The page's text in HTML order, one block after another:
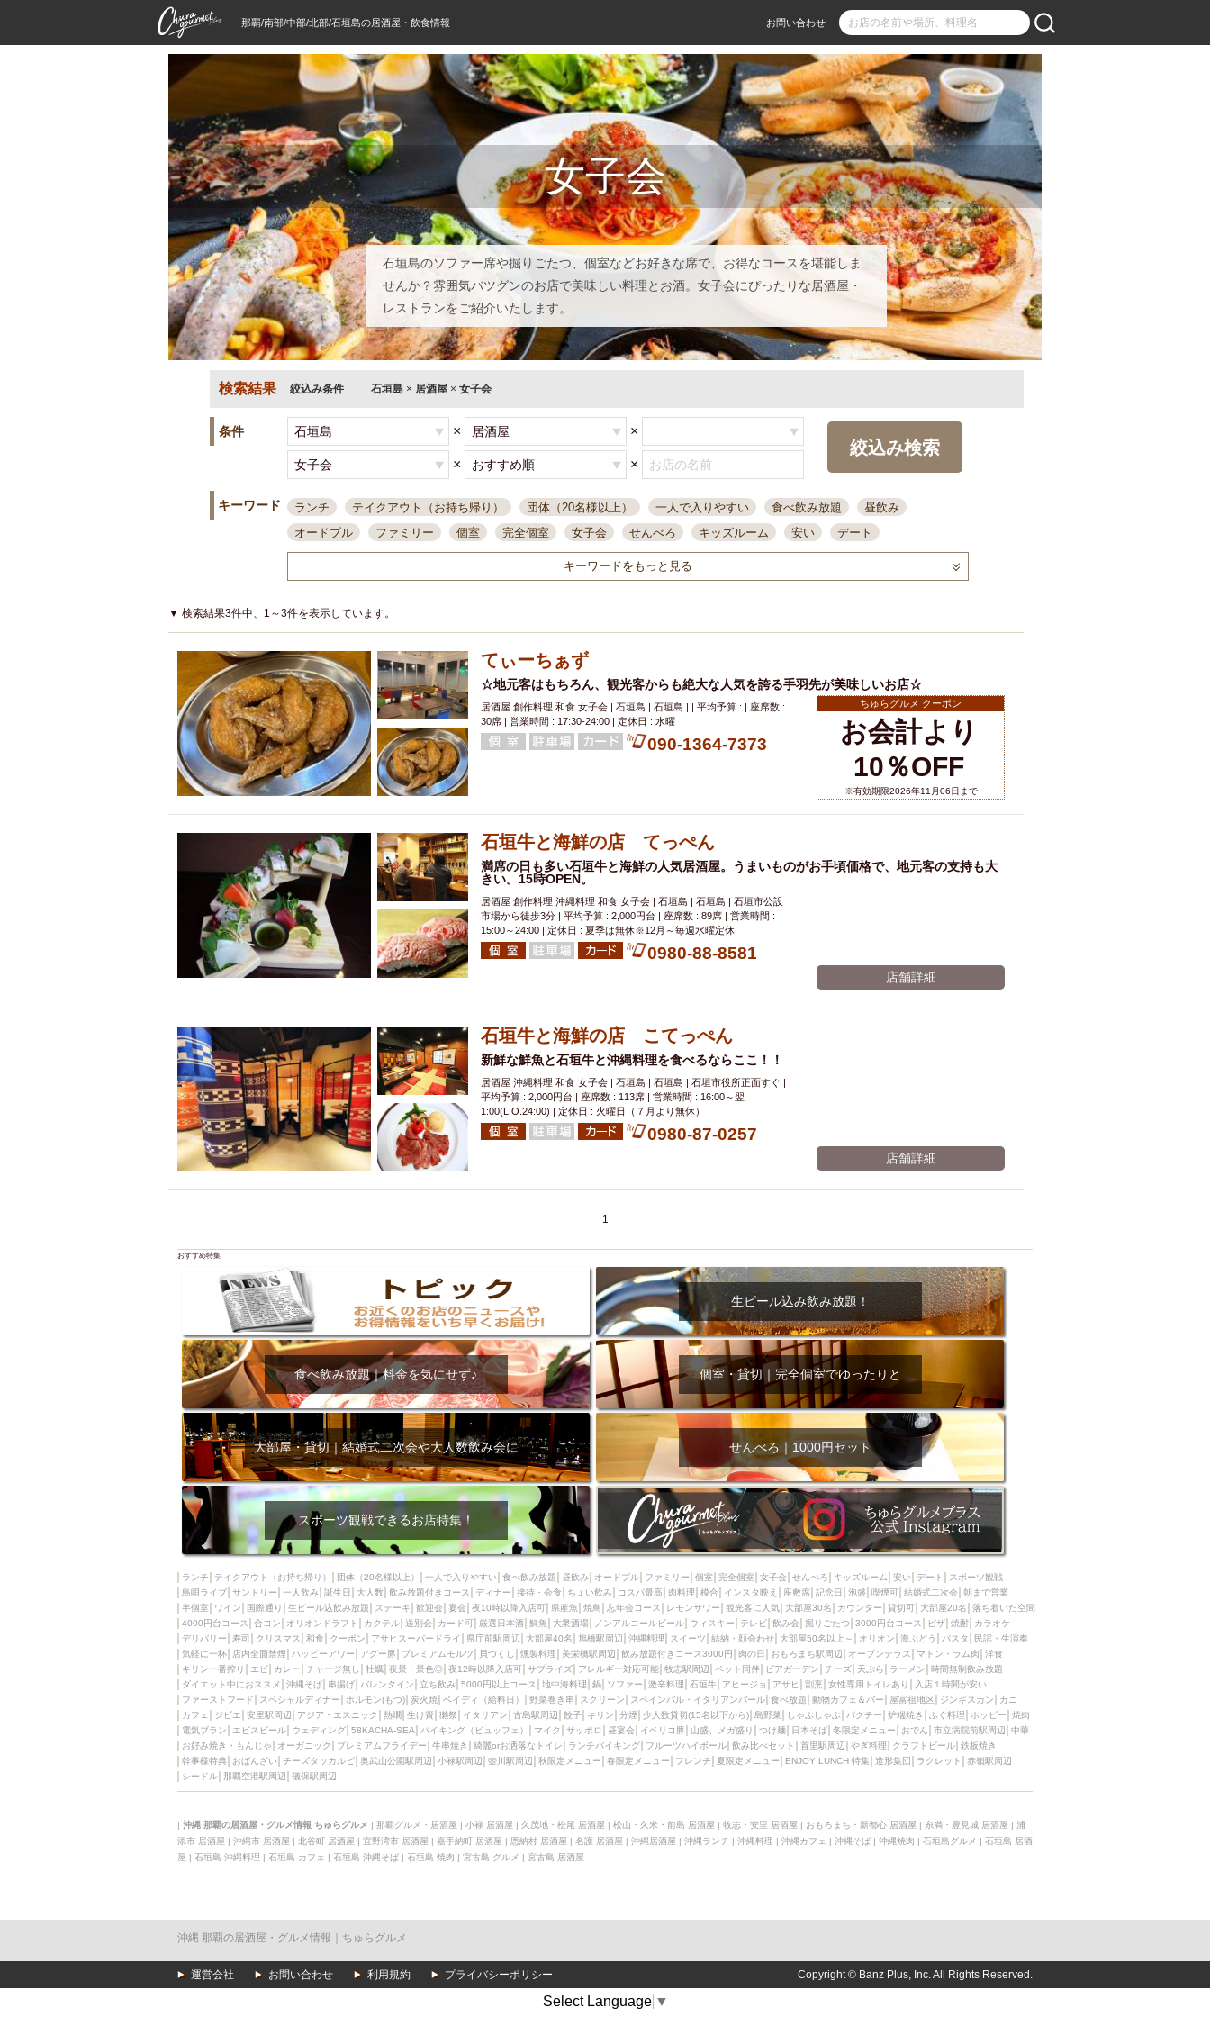
那覇/南部/中部/北部/石垣島の居酒屋・飲食情報 お問い合わせ
女子会
石垣島のソファー席や掘りごたつ、個室などお好きな席で、お得なコースを堪能しま
せんか？雰囲気バツグンのお店で美味しい料理とお酒。女子会にぴったりな居酒屋・
レストランをご紹介いたします。
検索結果 絞込み条件 石垣島 × 居酒屋 × 女子会
条件 × ×
× ×
絞込み検索
キーワード ランチ テイクアウト（お持ち帰り） 団体（20名様以上） 一人で入りやすい 食べ飲み放題
昼飲み
オードブル
ファミリー 個室 完全個室 女子会 せんべろ キッズルーム 安い
デート
一人飲み 誕生日 大人数
接待・会食
ちょい飲み コスパ最高 肉料理 模合 インスタ映え 座敷席 記念日 泡盛
喫煙可
結婚式二次会
夜10時以降入店可
県産魚 焼鳥 忘年会コース レモンサワー 観光客に人気 大部屋30名
カウンター
貸切可
大部屋20名 落ち着いた空間 4000円台コース
カード可
厳選日本酒 鮮魚 大衆酒場 ノンアルコールビール ウィスキー テレビ 飲み会
掘りごたつ
3000円台コース
ピザ 焼酎 カラオケ デリバリー 寿司 クリスマス 和食
クーポン
アサヒスーパードライ
県庁前駅周辺 大部屋40名 旭橋駅周辺
結納・顔会わせ
大部屋50名以上～
オリオン
店内全面禁煙
ハッピーアワー
アグー豚
キリン一番搾り
エビ カレー チャージ無し 牡蠣 夜景・景色◎
アレルギー対応可能
牧志駅周辺 ペット同伴 ビアガーデン チーズ 天ぷら ラーメン
時間無制飲み放題
ダイエット中におススメ
沖縄そば 串揚げ バレンタイン
ソファー
激辛料理 石垣牛 アヒージョ アサヒ 割烹 女性専用トイレあり
ファーストフード
スペシャルディナー ホルモン(もつ) 炭火焼 ペイディ（給料日）
スクリーン
スペインバル・イタリアンバール 食べ放題 動物カフェ＆バー
イタリアン
古島駅周辺
餃子
キリン 分煙 少人数貸切(15名以下から) 島野菜 しゃぶしゃぶ パクチー 炉端焼き
ふぐ料理
ホッピー
焼肉 電気ブラン エビスビール ウェディング 58KACHA-SEA
マイク
サッポロ 昼宴会 イベリコ豚 山盛、メガ盛り つけ麺 日本そば
市立病院前駅周辺
中華 お好み焼き・もんじゃ オーガニック プレミアムフライデー
綺麗orお洒落なトイレ
ランチバイキング フルーツハイボール 飲み比べセット
クラフトビール
鉄板焼き 幹事様特典 おばんざい チーズタッカルビ 奥武山公園駅周辺
壺川駅周辺
秋限定メニュー
造形集団
ラクレット
赤嶺駅周辺 シードル 那覇空港駅周辺 儀保駅周辺
キーワードをもっと見る
▼ 検索結果3件中、1～3件を表示しています。
てぃーちぁず
☆地元客はもちろん、観光客からも絶大な人気を誇る手羽先が美味しいお店☆
居酒屋 創作料理 和食 女子会 | 石垣島 | 石垣島 | | 平均予算 : | 座席数 :
30席 | 営業時間 : 17:30-24:00 | 定休日 : 水曜
090-1364-7373
ちゅらグルメ クーポン
お会計より
10％OFF
※有効期限2026年11月06日まで
石垣牛と海鮮の店 てっぺん
満席の日も多い石垣牛と海鮮の人気居酒屋。うまいものがお手頃価格で、地元客の支持も大
きい。15時OPEN。
居酒屋 創作料理 沖縄料理 和食 女子会 | 石垣島 | 石垣島 | 石垣市公設
市場から徒歩3分 | 平均予算 : 2,000円台 | 座席数 : 89席 | 営業時間 :
15:00～24:00 | 定休日 : 夏季は無休※12月～毎週水曜定休
0980-88-8581
店舗詳細
石垣牛と海鮮の店 こてっぺん
新鮮な鮮魚と石垣牛と沖縄料理を食べるならここ！！
居酒屋 沖縄料理 和食 女子会 | 石垣島 | 石垣島 | 石垣市役所正面すぐ |
平均予算 : 2,000円台 | 座席数 : 113席 | 営業時間 : 16:00～翌
1:00(L.O.24:00) | 定休日 : 火曜日（７月より無休）
0980-87-0257
店舗詳細
1
おすすめ特集
生ビール込み飲み放題！
食べ飲み放題｜料金を気にせず♪ 個室・貸切｜完全個室でゆったりと
大部屋・貸切｜結婚式二次会や大人数飲み会に せんべろ｜1000円セット
スポーツ観戦できるお店特集！
ランチ テイクアウト（お持ち帰り） 団体（20名様以上） 一人で入りやすい 食べ飲み放題 昼飲み オードブル ファミリー 個室 完全個室 女子会 せんべろ キッズルーム 安い デート
スポーツ観戦
島唄ライブ サントリー 一人飲み 誕生日 大人数 飲み放題付きコース ディナー 接待・会食 ちょい飲み コスパ最高 肉料理 模合 インスタ映え 座敷席 記念日 泡盛 喫煙可 結婚式二次会 朝まで営業
半個室
ワイン 国際通り 生ビール込飲み放題 ステーキ 歓迎会 宴会 夜10時以降入店可 県産魚 焼鳥 忘年会コース レモンサワー 観光客に人気 大部屋30名 カウンター 貸切可 大部屋20名
落ち着いた空間
4000円台コース
合コン オリオンドラフト カクテル 送別会 カード可 厳選日本酒 鮮魚 大衆酒場 ノンアルコールビール ウィスキー テレビ 飲み会 掘りごたつ 3000円台コース ピザ 焼酎
カラオケ
デリバリー
寿司 クリスマス 和食 クーポン アサヒスーパードライ 県庁前駅周辺 大部屋40名 旭橋駅周辺 沖縄料理 スイーツ 結納・顔会わせ 大部屋50名以上～ オリオン 海ぶどう パスタ
民謡・生演奏
気軽に一杯
店内全面禁煙 ハッピーアワー アグー豚 プレミアムモルツ 貝づくし 燻製料理 美栄橋駅周辺 飲み放題付きコース3000円 肉の日 おもろまち駅周辺 オープンテラス マトン・ラム肉
洋食
キリン一番搾り
エビ カレー チャージ無し 牡蠣 夜景・景色◎ 夜12時以降入店可 サプライズ アレルギー対応可能 牧志駅周辺 ペット同伴 ビアガーデン チーズ 天ぷら ラーメン
時間無制飲み放題
ダイエット中におススメ
沖縄そば 串揚げ バレンタイン 立ち飲み 5000円以上コース 地中海料理 鍋 ソファー 激辛料理 石垣牛 アヒージョ アサヒ 割烹 女性専用トイレあり
入店１時間が安い
ファーストフード
スペシャルディナー ホルモン(もつ) 炭火焼 ペイディ（給料日） 野菜巻き串 スクリーン スペインバル・イタリアンバール 食べ放題 動物カフェ＆バー 屋富祖地区 ジンギスカン
カニ
カフェ
ジビエ 安里駅周辺 アジア・エスニック 熱燗 生け簀 獺祭 イタリアン 古島駅周辺 餃子 キリン 分煙 少人数貸切(15名以下から) 島野菜 しゃぶしゃぶ パクチー 炉端焼き ふぐ料理 ホッピー
焼肉
電気ブラン
エビスビール ウェディング 58KACHA-SEA バイキング（ビュッフェ） マイク サッポロ 昼宴会 イベリコ豚 山盛、メガ盛り つけ麺 日本そば 冬限定メニュー おでん 市立病院前駅周辺
中華
お好み焼き・もんじゃ
オーガニック プレミアムフライデー 牛串焼き 綺麗orお洒落なトイレ ランチバイキング フルーツハイボール 飲み比べセット 首里駅周辺 やぎ料理 クラフトビール 鉄板焼き
幹事様特典
おばんざい チーズタッカルビ 奥武山公園駅周辺 小禄駅周辺 壺川駅周辺 秋限定メニュー 春限定メニュー フレンチ 夏限定メニュー ENJOY LUNCH 特集 造形集団 ラクレット
赤嶺駅周辺
シードル 那覇空港駅周辺 儀保駅周辺
| 沖縄 那覇の居酒屋・グルメ情報 ちゅらグルメ | 那覇グルメ・居酒屋 | 小禄 居酒屋 | 久茂地・松尾 居酒屋 | 松山・久米・前島 居酒屋 | 牧志・安里 居酒屋 | おもろまち・新都心 居酒屋 | 糸満・豊見城 居酒屋 | 浦
添市 居酒屋 | 沖縄市 居酒屋 | 北谷町 居酒屋 | 宜野湾市 居酒屋 | 嘉手納町 居酒屋 | 恩納村 居酒屋 | 名護 居酒屋 | 沖縄居酒屋 | 沖縄ランチ | 沖縄料理 | 沖縄カフェ | 沖縄そば | 沖縄焼肉 | 石垣島グルメ | 石垣島 居酒
屋 | 石垣島 沖縄料理 | 石垣島 カフェ | 石垣島 沖縄そば | 石垣島 焼肉 | 宮古島 グルメ | 宮古島 居酒屋
沖縄 那覇の居酒屋・グルメ情報｜ちゅらグルメ
運営会社 お問い合わせ 利用規約 プライバシーポリシー Copyright © Banz Plus, Inc. All Rights Reserved.
Select Language ▼